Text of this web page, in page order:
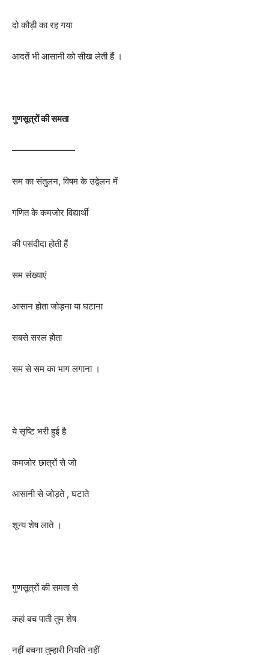
दो कौड़ी का रह गया
आदतें भी आसानी को सीख लेती हैं ।
गुणसूत्रों की समता
———————
सम का संतुलन, विषम के उद्वेलन में
गणित के कमजोर विद्यार्थी
की पसंदीदा होती हैं
सम संख्याएं
आसान होता जोड़ना या घटाना
सबसे सरल होता
सम से सम का भाग लगाना ।
ये सृष्टि भरी हुई है
कमजोर छात्रों से जो
आसानी से जोड़ते , घटाते
शून्य शेष लाते ।
गुणसूत्रों की समता से
कहां बच पाती तुम शेष
नहीं बचना तुम्हारी नियति नहीं